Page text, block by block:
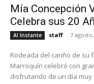
Mía Concepción
Celebra sus 20
Al Instante staff - 7
Rodeada del cariño de su
Marroquín celebró con
disfrutando de un día muy